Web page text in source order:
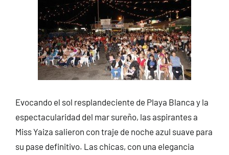
Evocando el sol resplandeciente de Playa Blanca y la
espectacularidad del mar sureño, las aspirantes a
Miss Yaiza salieron con traje de noche azul suave para
su pase definitivo. Las chicas, con una elegancia